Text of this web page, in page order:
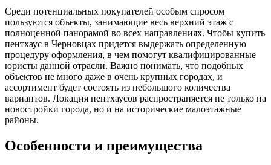
Среди потенциальных покупателей особым спросом
пользуются объекты, занимающие весь верхний этаж с
полноценной панорамой во всех направлениях. Чтобы купить
пентхаус в Черновцах придется выдержать определенную
процедуру оформления, в чем помогут квалифицированные
юристы данной отрасли. Важно понимать, что подобных
объектов не много даже в очень крупных городах, и
ассортимент будет состоять из небольшого количества
вариантов. Локация пентхаусов распространяется не только на
новостройки города, но и на исторические малоэтажные
районы.
Особенности и преимущества